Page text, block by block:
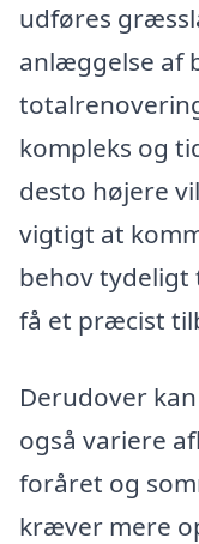
udføres
anlæggelse af
kompleks og
desto højere
vigtigt at
behov tydeligt
få et præcist
Derudover
også variere
foråret og
kræver mere